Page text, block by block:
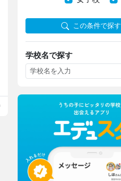
この条件で探す
学校名で探す